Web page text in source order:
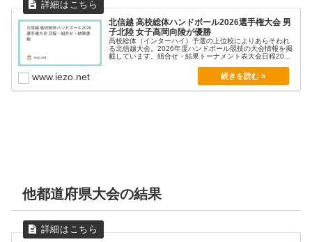
北信越 高校総体ハンドボール2026選手権大会 男
子北陸 女子高岡向陵が優勝
高校総体（インターハイ）予選の上位校によりあらそわれ
る北信越大会。2026年度ハンドボール競技の大会情報を掲
載しています。組合せ・結果トーナメント表大会日程20...
www.iezo.net
他都道府県大会の結果